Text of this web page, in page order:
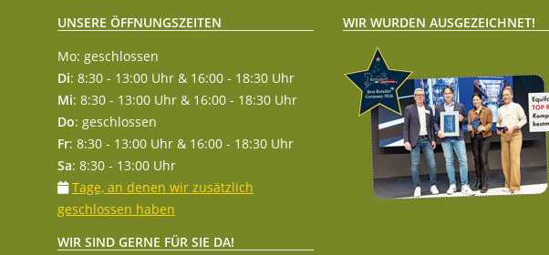
UNSERE ÖFFNUNGSZEITEN
Mo: geschlossen
Di: 8:30 - 13:00 Uhr & 16:00 - 18:30 Uhr
Mi: 8:30 - 13:00 Uhr & 16:00 - 18:30 Uhr
Do: geschlossen
Fr: 8:30 - 13:00 Uhr & 16:00 - 18:30 Uhr
Sa: 8:30 - 13:00 Uhr
Tage, an denen wir zusätzlich
geschlossen haben
WIR SIND GERNE FÜR SIE DA!
WIR WURDEN AUSGEZEICHNET!